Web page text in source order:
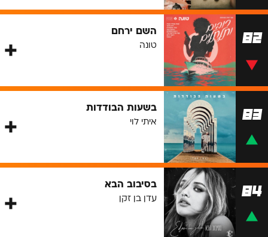
82 השם ירחם
טונה
83 בשעות הבודדות
איתי לוי
84 בסיבוב הבא
עדן בן זקן